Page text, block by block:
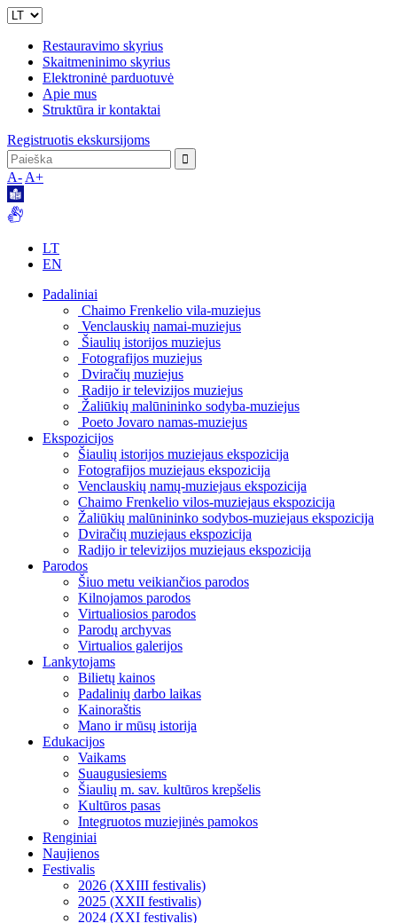
Restauravimo skyrius
Skaitmeninimo skyrius
Elektroninė parduotuvė
Apie mus
Struktūra ir kontaktai
Registruotis ekskursijoms
A- A+
LT
EN
Padaliniai
Chaimo Frenkelio vila-muziejus
Venclauskių namai-muziejus
Šiaulių istorijos muziejus
Fotografijos muziejus
Dviračių muziejus
Radijo ir televizijos muziejus
Žaliūkių malūnininko sodyba-muziejus
Poeto Jovaro namas-muziejus
Ekspozicijos
Šiaulių istorijos muziejaus ekspozicija
Fotografijos muziejaus ekspozicija
Venclauskių namų-muziejaus ekspozicija
Chaimo Frenkelio vilos-muziejaus ekspozicija
Žaliūkių malūnininko sodybos-muziejaus ekspozicija
Dviračių muziejaus ekspozicija
Radijo ir televizijos muziejaus ekspozicija
Parodos
Šiuo metu veikiančios parodos
Kilnojamos parodos
Virtualiosios parodos
Parodų archyvas
Virtualios galerijos
Lankytojams
Bilietų kainos
Padalinių darbo laikas
Kainoraštis
Mano ir mūsų istorija
Edukacijos
Vaikams
Suaugusiesiems
Šiaulių m. sav. kultūros krepšelis
Kultūros pasas
Integruotos muziejinės pamokos
Renginiai
Naujienos
Festivalis
2026 (XXIII festivalis)
2025 (XXII festivalis)
2024 (XXI festivalis)